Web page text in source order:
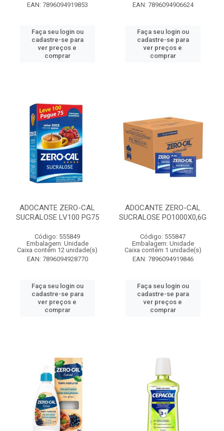
EAN: 7896094919853
Faça seu login ou
cadastre-se para
ver preços e
comprar
EAN: 7896094906624
Faça seu login ou
cadastre-se para
ver preços e
comprar
ADOCANTE ZERO-CAL
SUCRALOSE LV100 PG75
Código: 555849
Embalagem: Unidade
Caixa contém 12 unidade(s)
EAN: 7896094928770
Faça seu login ou
cadastre-se para
ver preços e
comprar
ADOCANTE ZERO-CAL
SUCRALOSE PO1000X0,6G
Código: 555847
Embalagem: Unidade
Caixa contém 1 unidade(s)
EAN: 7896094919846
Faça seu login ou
cadastre-se para
ver preços e
comprar